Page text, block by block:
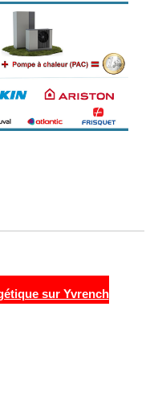
sur Yvrench